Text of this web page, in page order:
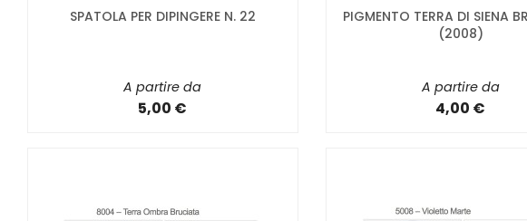
SPATOLA PER DIPINGERE N. 22
A partire da
5,00 €
PIGMENTO TERRA DI SIENA
(2008)
A partire da
4,00 €